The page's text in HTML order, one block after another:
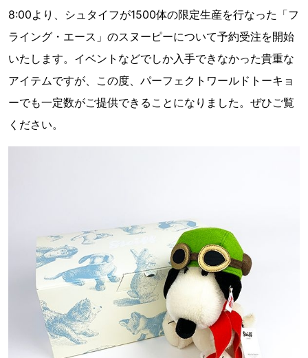
8:00より、シュタイフが1500体の限定生産を行なった「フ
ライング・エース」のスヌーピーについて予約受注を開始
いたします。イベントなどでしか入手できなかった貴重な
アイテムですが、この度、パーフェクトワールドトーキョ
ーでも一定数がご提供できることになりました。ぜひご覧
ください。